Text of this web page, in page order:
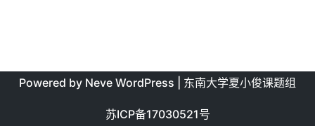
Powered by Neve WordPress | 东南大学夏小俊课题组
苏ICP备17030521号